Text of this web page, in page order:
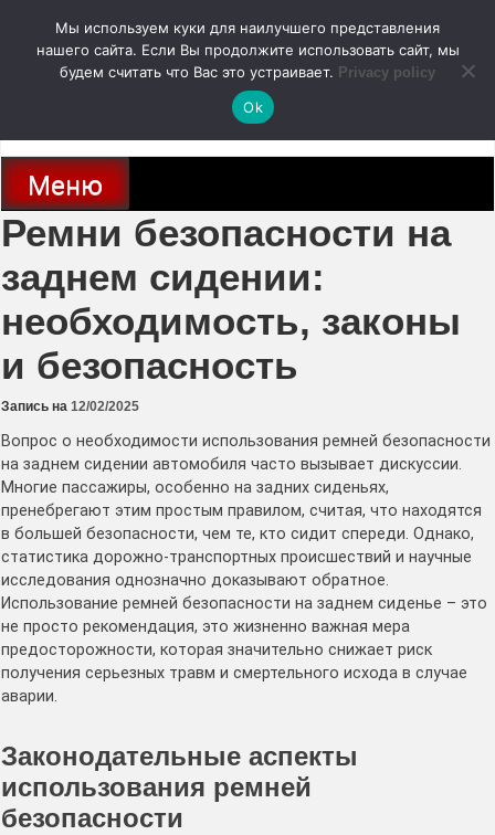
содержимому
autodoc24.ru
Новости про современные автомобили и не только, новинки зарубежного
и отечественного автопрома
Меню
Ремни безопасности на
заднем сидении:
необходимость, законы
и безопасность
Запись на 12/02/2025
Вопрос о необходимости использования ремней безопасности
на заднем сидении автомобиля часто вызывает дискуссии.
Многие пассажиры, особенно на задних сиденьях,
пренебрегают этим простым правилом, считая, что находятся
в большей безопасности, чем те, кто сидит спереди. Однако,
статистика дорожно-транспортных происшествий и научные
исследования однозначно доказывают обратное.
Использование ремней безопасности на заднем сиденье – это
не просто рекомендация, это жизненно важная мера
предосторожности, которая значительно снижает риск
получения серьезных травм и смертельного исхода в случае
аварии.
Законодательные аспекты
использования ремней
безопасности
Мы используем куки для наилучшего представления
нашего сайта. Если Вы продолжите использовать сайт, мы
будем считать что Вас это устраивает. Privacy policy
Ok